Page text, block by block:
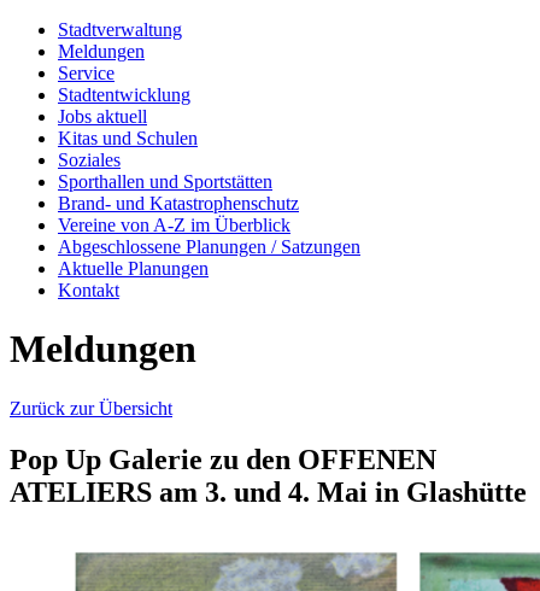
Stadtverwaltung
Meldungen
Service
Stadtentwicklung
Jobs aktuell
Kitas und Schulen
Soziales
Sporthallen und Sportstätten
Brand- und Katastrophenschutz
Vereine von A-Z im Überblick
Abgeschlossene Planungen / Satzungen
Aktuelle Planungen
Kontakt
Meldungen
Zurück zur Übersicht
Pop Up Galerie zu den OFFENEN
ATELIERS am 3. und 4. Mai in Glashütte